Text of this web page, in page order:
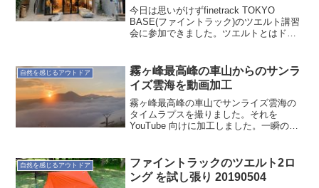
今日は思いがけずfinetrack TOKYO
BASE(ファイントラック)のツエルト講習
会に参加できました。ツエルトとはドイ
ます。アウトドアそれも山に行く時には
必要な...
自然を感じるアウトドア
霧ヶ峰最高峰の車山からのサンラ
イズ雲海を動画加工
霧ヶ峰最高峰の車山でサンライズ雲海の
タイムラプスを撮りました。それを
YouTube 向けに加工しました。一瞬の晴
自然を感じるアウトドア
ファイントラックのツエルト2ロ
ング を試し張り 20190504